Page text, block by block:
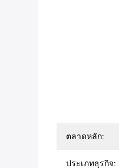
ตลาดหลัก:
ประเภทธุรกิจ: